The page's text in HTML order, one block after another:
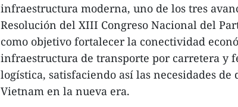
infraestructura moderna, uno de los tres
Resolución del XIII Congreso Nacional del
como objetivo fortalecer la conectividad
infraestructura de transporte por carretera y
logística, satisfaciendo así las necesidades
Vietnam en la nueva era.